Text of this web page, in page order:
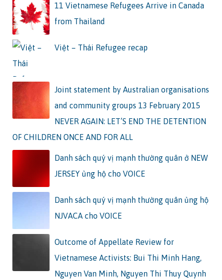
11 Vietnamese Refugees Arrive in Canada
from Thailand
Việt – Thái Refugee recap
Joint statement by Australian organisations
and community groups 13 February 2015
NEVER AGAIN: LET’S END THE DETENTION
OF CHILDREN ONCE AND FOR ALL
Danh sách quý vị mạnh thường quân ở NEW
JERSEY ủng hộ cho VOICE
Danh sách quý vị mạnh thường quân ủng hộ
NJVACA cho VOICE
Outcome of Appellate Review for
Vietnamese Activists: Bui Thi Minh Hang,
Nguyen Van Minh, Nguyen Thi Thuy Quynh